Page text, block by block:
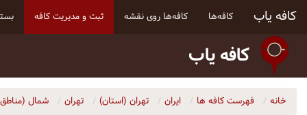
کافه یاب کافه‌ها کافه‌ها روی نقشه ثبت و مدیریت کافه
کافه یاب
خانه فهرست کافه ها ایران تهران (استان) تهران شمال (مناطق ۱ و ۳)